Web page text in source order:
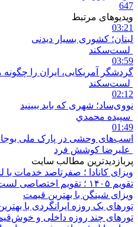
647
ویدیوهای مرتبط
03:21
لبنان؛ کشوری بسیار دیدنی
لست‌سکند
03:59
گردشگر آمریکایی، ایران را چگونه
لست‌سکند
02:12
نووی‌ساد؛ شهری که باید ببینید
سپيده محمدي
01:49
اسب‌های وحشی در پارک ملی
علیرضا کوشش فرد
پربازدیدترین مطالب سایت
ویزای کانادا ؛ صفرتاصد خدمات
تقویم ۱۴۰۵ ؛ تقویم اختصاصی لست‌سکند با کیفیت بالا
ویزای شینگن با بهترین قیمت
تورهای یک روزه ایرانگردی با
تورهای چند روزه داخلی و